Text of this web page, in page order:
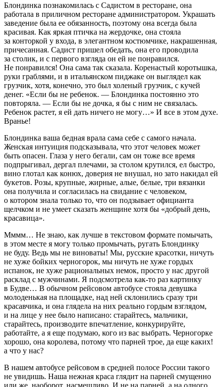
Блондинка познакомилась с Садистом в ресторане, она
работала в приличном ресторане администратором. Украшать
заведение была ее обязанность, поэтому она всегда была
красивая. Как яркая птичка на жердочке, она стояла
за конторкой у входа, в элегантном костюмчике, накрашенная,
причесанная. Садист пришел обедать, она его проводила
за столик, и с первого взгляда он ей не понравился.
Не понравился! Она сама так сказала. Коренастый коротышка,
руки граблями, и в итальянском пиджаке он выглядел как
грузчик, хотя, конечно, это был холеный грузчик, с кучей
денег. «Если бы не ребенок. — Блондинка постоянно это
повторяла. — Если бы не дочка, я бы с ним не связалась.
Ребенок растет, я ей дать ничего не могу…» И все в этом духе.
Вранье!
Блондинка ваша бедная врала сама себе с самого начала.
Женская интуиция подсказывала, что этот человек может
быть опасен. Глаза у него бегали, сам он тоже все время
подпрыгивал, дергал плечами, за столом крутился, ел быстро,
вино глотал как конюх, доверия не внушал, но зато накидал ей
букетов. Розы, крупные, жирные, алые, белые, три вязанки
она получила и согласилась на свидание с человеком,
о котором знала только то, что он подзывает официанта
щелчком и не умеет сказать женщине хотя бы «добрый день,
красавица».
Мммм… Не знаю, как лучше в текстовом формате помычать,
в этом месте я могу только промычать, ругать Блондинку
не буду. Ведь мы не виноваты! Мы, русские красотки, ничуть
не хуже бойких черногорок, мы ничуть не хуже гордых
испанок, не хуже рациональных немок, просто у нас другой
расклад с мужчинами. Я подсмотрела как-то раз картинку
в Будве… В обычном рейсовом автобусе стояла девушка
молоденькая на площадке, над ней склонились сразу три
красавчика, и она глядела на них реально гордым взглядом,
и на лице у нее было написано: старайтесь, мальчики,
старайтесь, производите впечатление, конкурируйте,
работайте, а я еще подумаю, кого из вас выбрать. Черногорке
хорошо, она королева, потому что парней трое, да еще каких!
а что у нас?
В нашем автобусе рейсовом в средней полосе России такого
не увидишь. Наша нежная краса глядит на парней смущенно
или же, наоборот, насмешливо. И не на парней, а на одного